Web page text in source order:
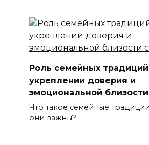
Роль семейных традиций
укреплении доверия и
эмоциональной
Что такое семейные
они важны?